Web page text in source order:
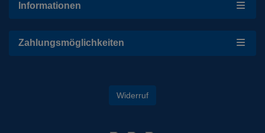
Informationen
Zahlungsmöglichkeiten
Widerruf